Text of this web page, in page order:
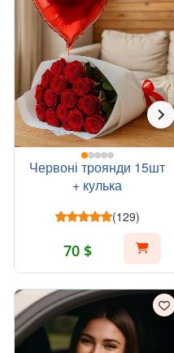
Червоні троянди 15шт
+ кулька
(129)
70 $